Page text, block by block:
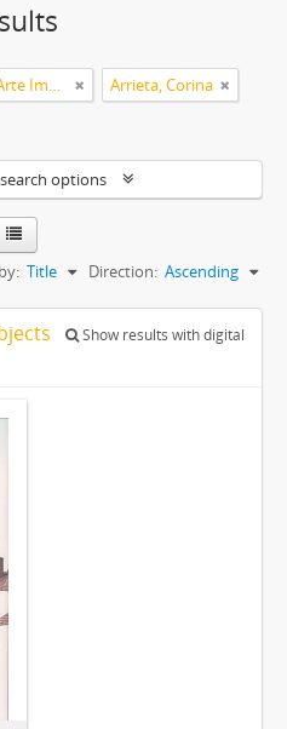
Colección de Publicaciones de Arte Impreso Arrieta, Corina
options
Title Direction: Ascending
Show results with digital